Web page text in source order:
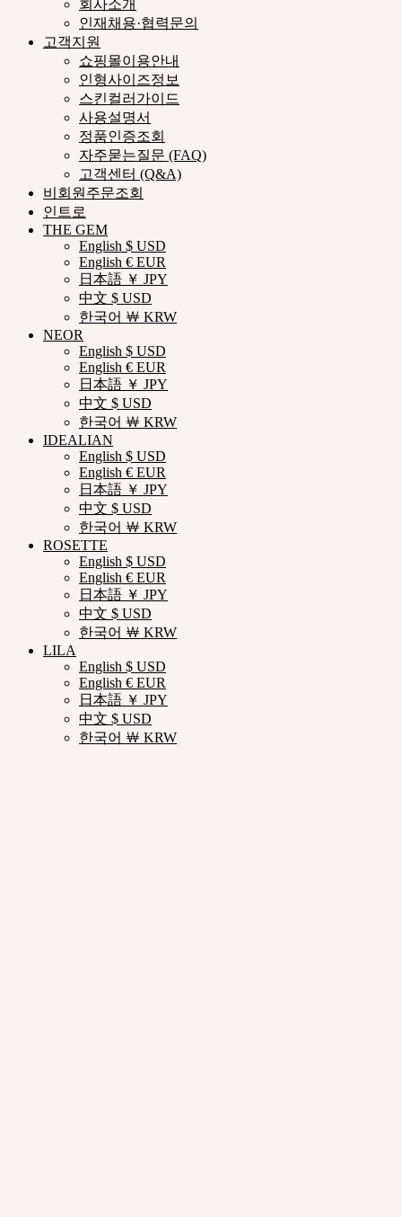
회사소개
인재채용·협력문의
고객지원
쇼핑몰이용안내
인형사이즈정보
스킨컬러가이드
사용설명서
정품인증조회
자주묻는질문 (FAQ)
고객센터 (Q&A)
비회원주문조회
인트로
THE GEM
English $ USD
English € EUR
日本語 ￥ JPY
中文 $ USD
한국어 ￦ KRW
NEOR
English $ USD
English € EUR
日本語 ￥ JPY
中文 $ USD
한국어 ￦ KRW
IDEALIAN
English $ USD
English € EUR
日本語 ￥ JPY
中文 $ USD
한국어 ￦ KRW
ROSETTE
English $ USD
English € EUR
日本語 ￥ JPY
中文 $ USD
한국어 ￦ KRW
LILA
English $ USD
English € EUR
日本語 ￥ JPY
中文 $ USD
한국어 ￦ KRW